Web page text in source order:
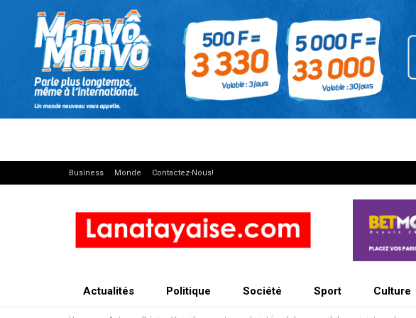
Business Monde Contactez-Nous!
Actualités Politique Société Sport Culture